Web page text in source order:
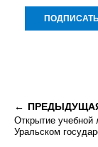
Открытие
Уральском